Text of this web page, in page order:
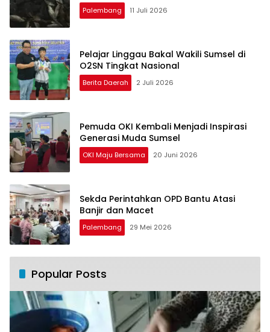
Palembang 11 Juli 2026
Pelajar Linggau Bakal Wakili Sumsel di
O2SN Tingkat Nasional
Berita Daerah 2 Juli 2026
Pemuda OKI Kembali Menjadi Inspirasi
Generasi Muda Sumsel
OKI Maju Bersama 20 Juni 2026
Sekda Perintahkan OPD Bantu Atasi
Banjir dan Macet
Palembang 29 Mei 2026
Popular Posts